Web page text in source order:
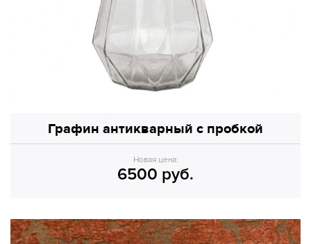
Графин антикварный с пробкой
Новая цена:
6500 руб.